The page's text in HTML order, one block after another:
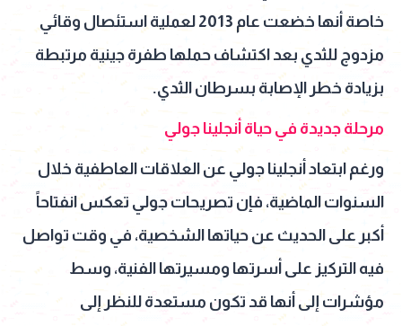
خاصة أنها خضعت عام 2013 لعملية استئصال وقائي
مزدوج للثدي بعد اكتشاف حملها طفرة جينية مرتبطة
بزيادة خطر الإصابة بسرطان الثدي.
مرحلة جديدة في حياة أنجلينا جولي
ورغم ابتعاد أنجلينا جولي عن العلاقات العاطفية خلال
السنوات الماضية، فإن تصريحات جولي تعكس انفتاحاً
أكبر على الحديث عن حياتها الشخصية، في وقت تواصل
فيه التركيز على أسرتها ومسيرتها الفنية، وسط
مؤشرات إلى أنها قد تكون مستعدة للنظر إلى